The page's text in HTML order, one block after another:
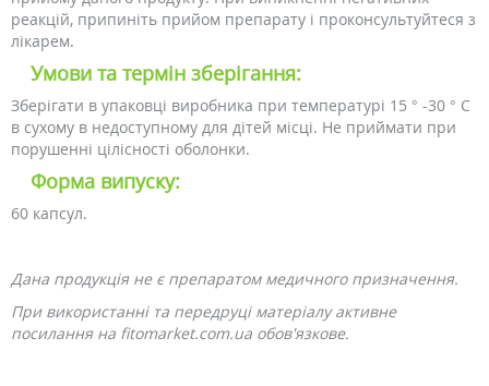
реакцій, припиніть прийом препарату і проконсультуйтеся з
лікарем.
Умови та термін зберігання:
Зберігати в упаковці виробника при температурі 15 ° -30 ° С
в сухому в недоступному для дітей місці. Не приймати при
порушенні цілісності оболонки.
Форма випуску:
60 капсул.
Дана продукція не є препаратом медичного призначення.
При використанні та передруці матеріалу активне
посилання на fitomarket.com.ua обов'язкове.